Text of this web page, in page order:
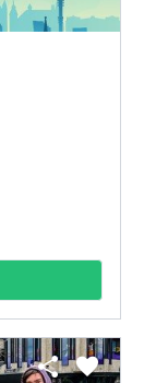
share favorite